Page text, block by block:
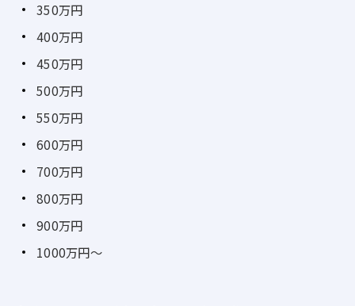
350万円
400万円
450万円
500万円
550万円
600万円
700万円
800万円
900万円
1000万円～